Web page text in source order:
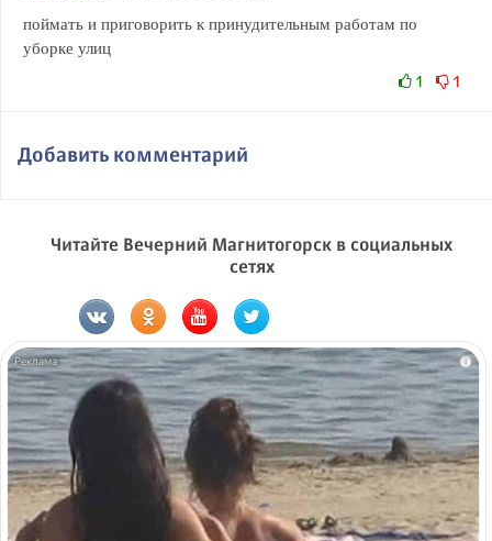
поймать и приговорить к принудительным работам по
уборке улиц
1 1
Добавить комментарий
Читайте Вечерний Магнитогорск в социальных
сетях
i